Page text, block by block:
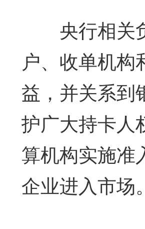
央行相关负
户、收单机
益，并关系到
护广大持卡人
算机构实施准
企业进入市场。